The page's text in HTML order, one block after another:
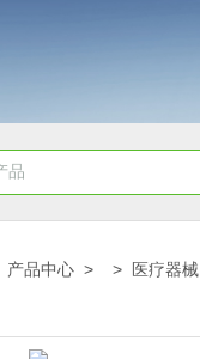
产品中心 > > 医疗器械